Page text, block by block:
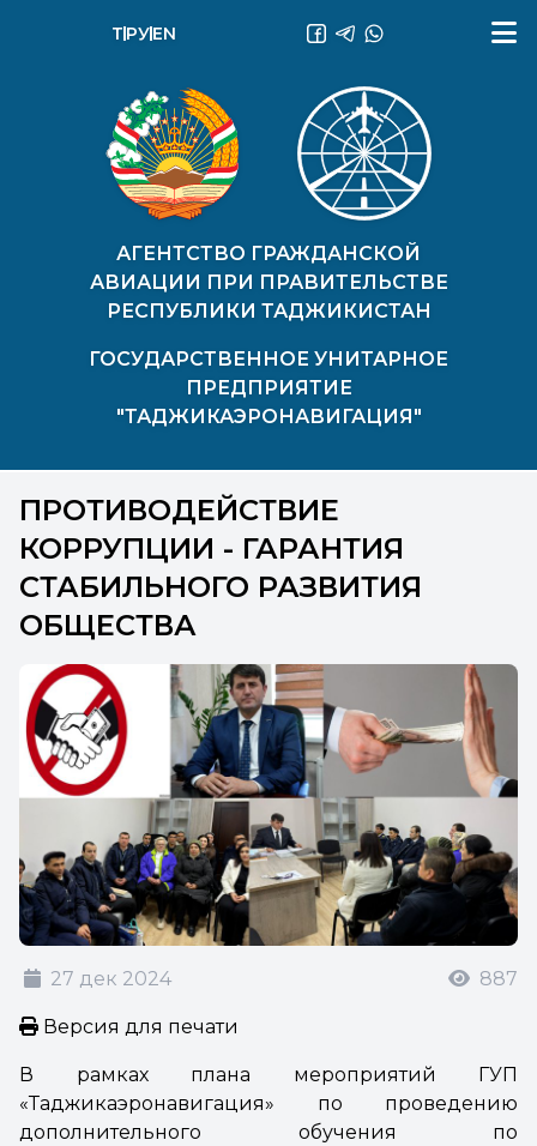
АГЕНТСТВО ГРАЖДАНСКОЙ
АВИАЦИИ ПРИ ПРАВИТЕЛЬСТВЕ
РЕСПУБЛИКИ ТАДЖИКИСТАН
ГОСУДАРСТВЕННОЕ УНИТАРНОЕ
ПРЕДПРИЯТИЕ
"ТАДЖИКАЭРОНАВИГАЦИЯ"
ТҶ РУEN
ПРОТИВОДЕЙСТВИЕ
КОРРУПЦИИ - ГАРАНТИЯ
СТАБИЛЬНОГО РАЗВИТИЯ
ОБЩЕСТВА
27 дек 2024 887
Версия для печати
В рамках плана мероприятий ГУП
«Таджикаэронавигация» по проведению
дополнительного обучения по